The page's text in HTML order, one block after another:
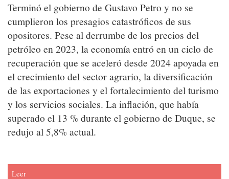
Terminó el gobierno de Gustavo Petro y no se
cumplieron los presagios catastróficos de sus
opositores. Pese al derrumbe de los precios del
petróleo en 2023, la economía entró en un ciclo de
recuperación que se aceleró desde 2024 apoyada en
el crecimiento del sector agrario, la diversificación
de las exportaciones y el fortalecimiento del turismo
y los servicios sociales. La inflación, que había
superado el 13 % durante el gobierno de Duque, se
redujo al 5,8% actual.
Leer